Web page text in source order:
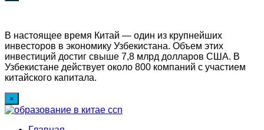
В настоящее время Китай — один из крупнейших
инвесторов в экономику Узбекистана. Объем этих
инвестиций достиг свыше 7,8 млрд долларов США. В
Узбекистане действует около 800 компаний с участием
китайского капитала.
×